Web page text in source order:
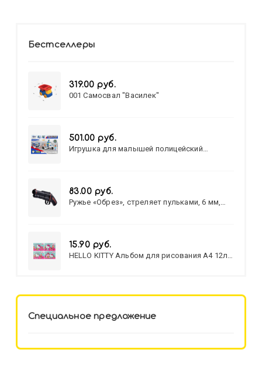
Бестселлеры
319.00 руб.
001 Самосвал "Василек"
501.00 руб.
Игрушка для малышей полицейский
83.00 руб.
Ружье «Обрез», стреляет пульками, 6 мм,
15.90 руб.
HELLO KITTY Альбом для рисования А4 12л.
Специальное предложение